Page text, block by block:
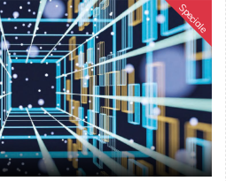
Speciale